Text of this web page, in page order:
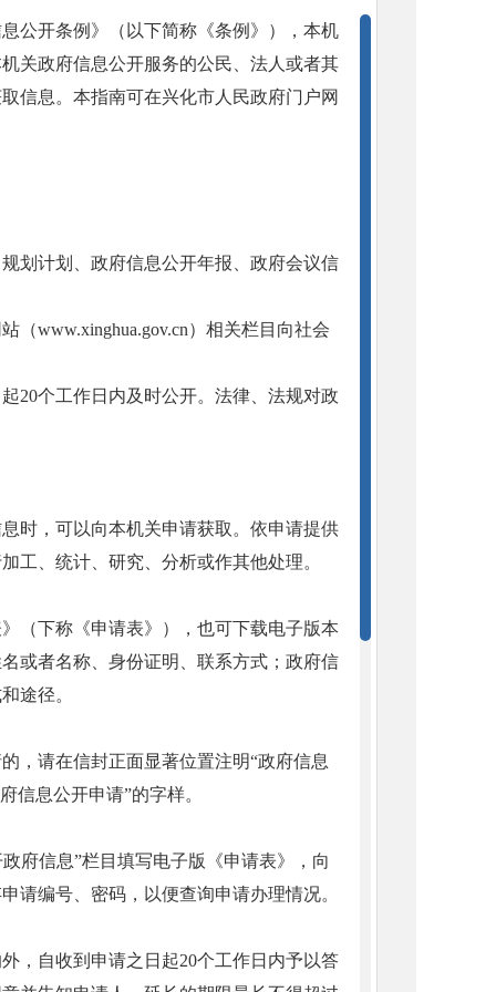
公开条例》（以下简称《条例》），本机
关政府信息公开服务的公民、法人或者其
信息。本指南可在兴化市人民政府门户网
划计划、政府信息公开年报、政府会议信
（www.xinghua.gov.cn）相关栏目向社会
20个工作日内及时公开。法律、法规对政
时，可以向本机关申请获取。依申请提供
工、统计、研究、分析或作其他处理。
（下称《申请表》），也可下载电子版本
或者名称、身份证明、联系方式；政府信
途径。
，请在信封正面显著位置注明“政府信息
信息公开申请”的字样。
府信息”栏目填写电子版《申请表》，向
请编号、密码，以便查询申请办理情况。
，自收到申请之日起20个工作日内予以答